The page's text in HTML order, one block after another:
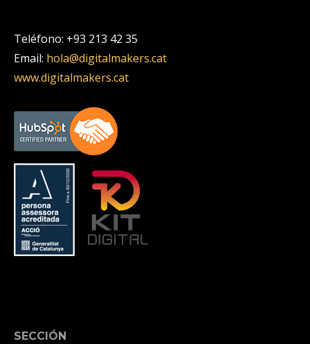
Teléfono: +93 213 42 35
Email: hola@digitalmakers.cat
www.digitalmakers.cat
SECCIÓN